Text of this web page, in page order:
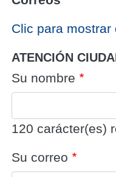
‎Clic para
ATENCIÓN
Su nombre
120 carácter(es)
Su correo